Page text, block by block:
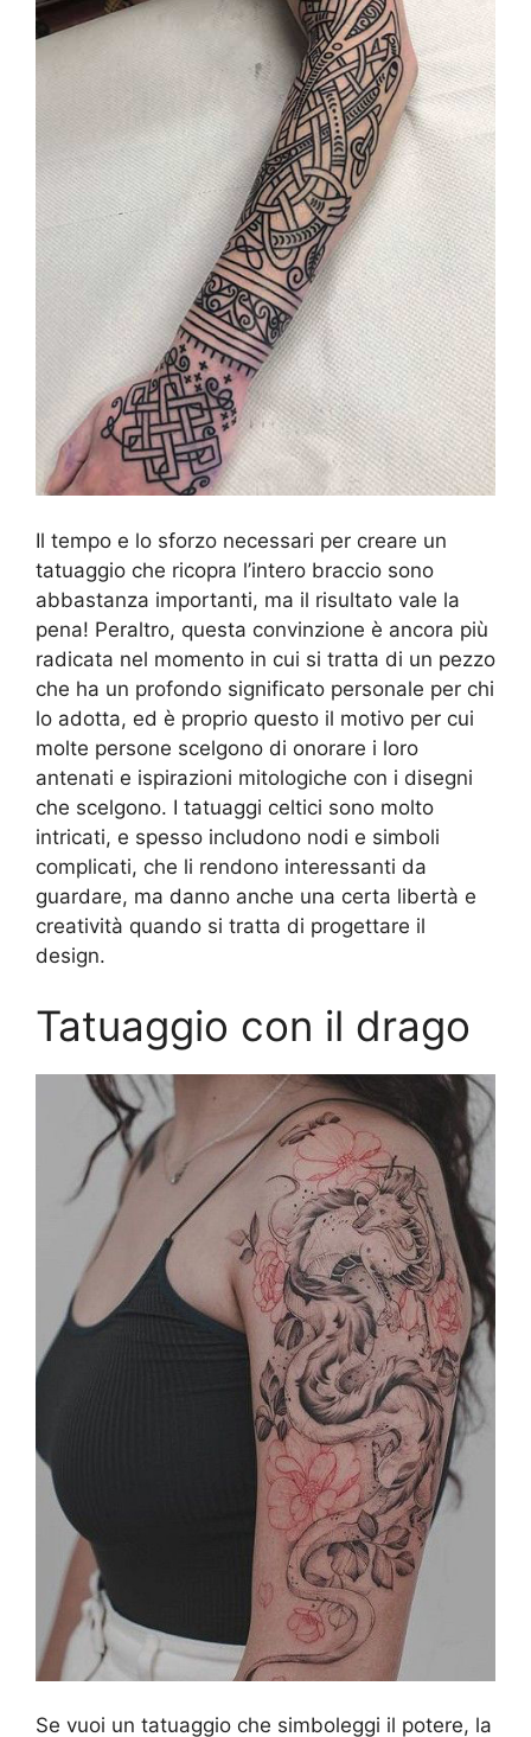
Il tempo e lo sforzo necessari per creare un
tatuaggio che ricopra l’intero braccio sono
abbastanza importanti, ma il risultato vale la
pena! Peraltro, questa convinzione è ancora più
radicata nel momento in cui si tratta di un pezzo
che ha un profondo significato personale per chi
lo adotta, ed è proprio questo il motivo per cui
molte persone scelgono di onorare i loro
antenati e ispirazioni mitologiche con i disegni
che scelgono. I tatuaggi celtici sono molto
intricati, e spesso includono nodi e simboli
complicati, che li rendono interessanti da
guardare, ma danno anche una certa libertà e
creatività quando si tratta di progettare il
design.
Tatuaggio con il drago
Se vuoi un tatuaggio che simboleggi il potere, la